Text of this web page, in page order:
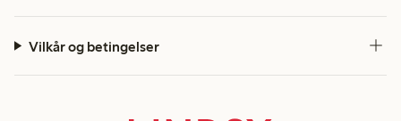
Vilkår og betingelser